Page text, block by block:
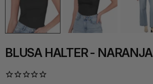
BLUSA HALTER - NARANJA